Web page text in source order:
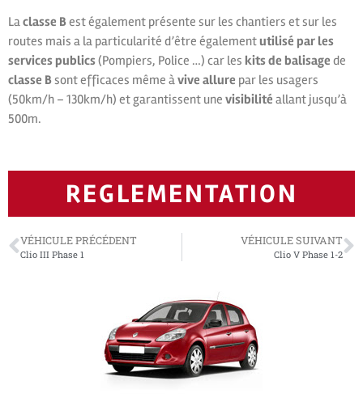
Laclasse Best également présente sur les chantiers et sur les
routes mais a la particularité d’être égalementutilisé par les
services publics(Pompiers, Police …) car les kits de balisage de
classe Bsont efficaces même àvive allure par les usagers
(50km/h – 130km/h) et garantissent une visibilité allant jusqu’à
500m.
REGLEMENTATION
VÉHICULE PRÉCÉDENT
Clio III Phase 1
VÉHICULE SUIVANT
Clio V Phase 1-2